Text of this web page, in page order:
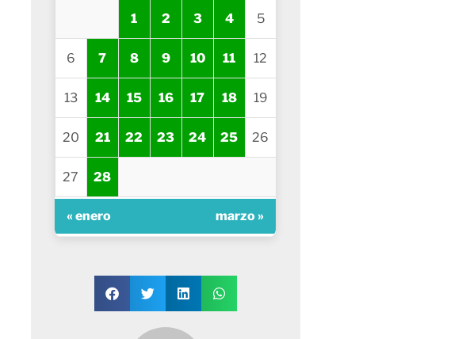
1 2 3 4 5
6 7 8 9 10 11 12
13 14 15 16 17 18 19
20 21 22 23 24 25 26
27 28
« enero marzo »